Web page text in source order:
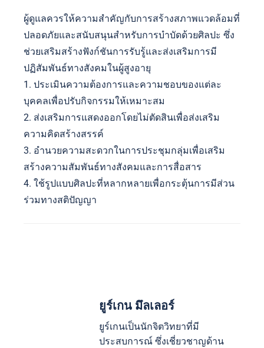
ผู้ดูแลควรให้ความสำคัญกับการสร้างสภาพแวดล้อมที่
ปลอดภัยและสนับสนุนสำหรับการบำบัดด้วยศิลปะ ซึ่ง
ช่วยเสริมสร้างฟังก์ชันการรับรู้และส่งเสริมการมี
ปฏิสัมพันธ์ทางสังคมในผู้สูงอายุ
1. ประเมินความต้องการและความชอบของแต่ละ
บุคคลเพื่อปรับกิจกรรมให้เหมาะสม
2. ส่งเสริมการแสดงออกโดยไม่ตัดสินเพื่อส่งเสริม
ความคิดสร้างสรรค์
3. อำนวยความสะดวกในการประชุมกลุ่มเพื่อเสริม
สร้างความสัมพันธ์ทางสังคมและการสื่อสาร
4. ใช้รูปแบบศิลปะที่หลากหลายเพื่อกระตุ้นการมีส่วน
ร่วมทางสติปัญญา
ยูร์เกน มึลเลอร์
ยูร์เกนเป็นนักจิตวิทยาที่มี
ประสบการณ์ ซึ่งเชี่ยวชาญด้าน